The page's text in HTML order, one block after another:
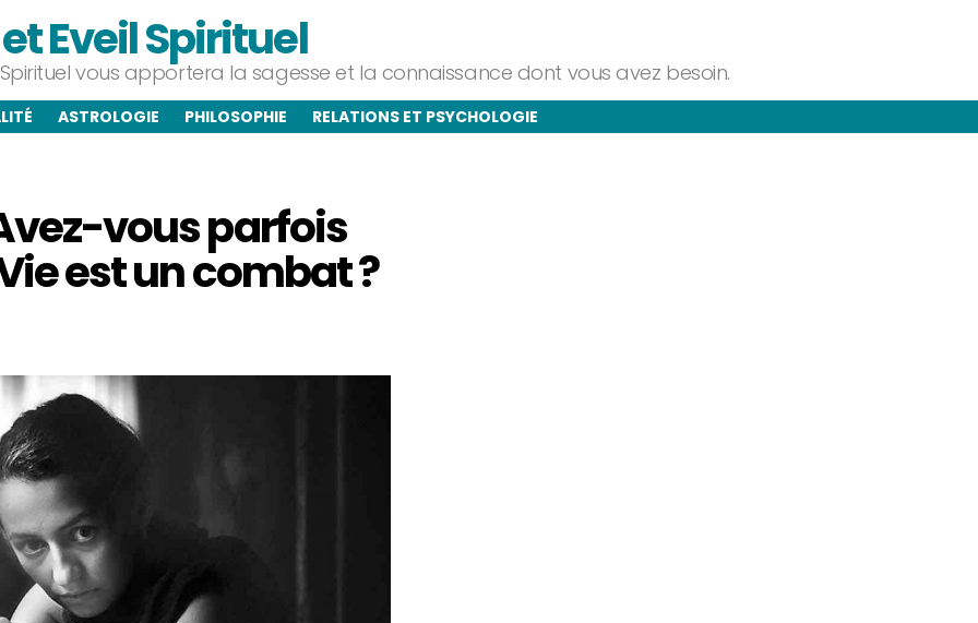
Eveil Spirituel
Spirituel vous apportera la sagesse et la connaissance dont vous avez besoin.
ASTROLOGIE PHILOSOPHIE RELATIONS ET PSYCHOLOGIE
vous parfois
est un combat ?